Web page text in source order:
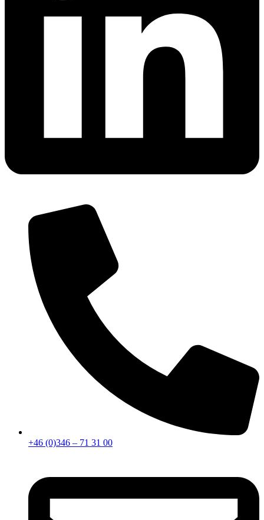
+46 (0)346 – 71 31 00